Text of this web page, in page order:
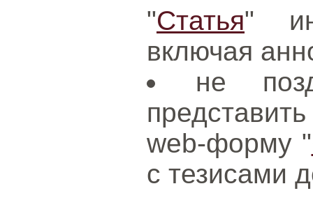
"Статья"
включая
не
web-форму "
с тезисами